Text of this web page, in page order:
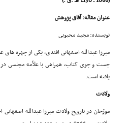
عنوان مقاله: آفاق پژوهش
نویسنده: مجید محبوبى
میرزا عبدالله اصفهانى افندى، یکى از چهره
جست و جوى کتاب، همراهى با علاّمه مجلسى در
یافته است.
ولادت
مورّخان در تاریخ ولادت میرزا عبدالله